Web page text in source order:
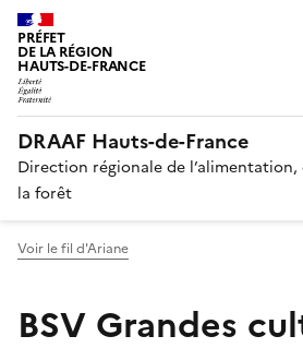
PRÉFET
DE LA RÉGION
HAUTS-DE-FRANCE
DRAAF Hauts-de-France
Direction régionale de l’alimentation,
la forêt
Voir le fil d'Ariane
BSV Grandes